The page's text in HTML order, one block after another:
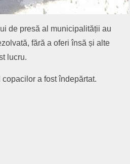
de presă al municipalității au
fără a oferi însă și alte
lucru.
a fost îndepărtat.